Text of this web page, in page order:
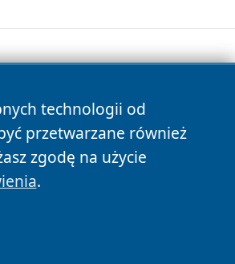
technologii od
przetwarzane również
zgodę na użycie
.